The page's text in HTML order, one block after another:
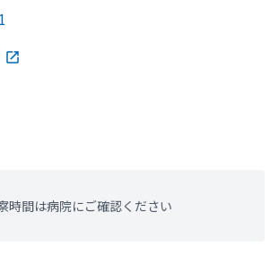
時間は病院にご確認ください